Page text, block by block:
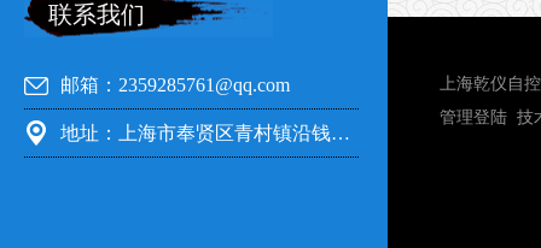
联系我们
邮箱：2359285761@qq.com
地址：上海市奉贤区青村镇沿钱公路351号
上海乾仪自
管理登陆 技